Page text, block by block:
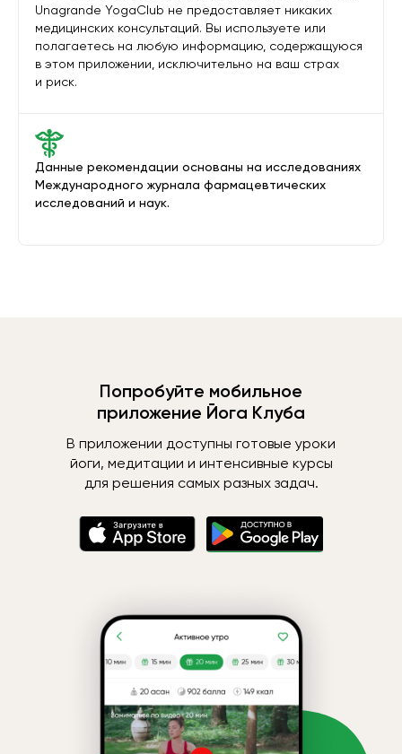
Данные рекомендации основаны на исследованиях
Международного журнала фармацевтических
исследований и наук.
Unagrande YogaClub не предоставляет никаких
медицинских консультаций. Вы используете или
полагаетесь на любую информацию, содержащуюся
в этом приложении, исключительно на ваш страх
и риск.
Попробуйте мобильное
приложение Йога Клуба
В приложении доступны готовые уроки
йоги, медитации и интенсивные курсы
для решения самых разных задач.